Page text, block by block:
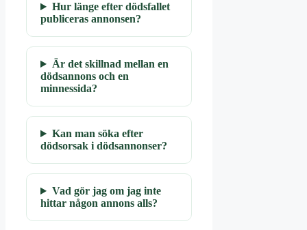
Hur länge efter dödsfallet
publiceras annonsen?
Är det skillnad mellan en
dödsannons och en
minnessida?
Kan man söka efter
dödsorsak i dödsannonser?
Vad gör jag om jag inte
hittar någon annons alls?